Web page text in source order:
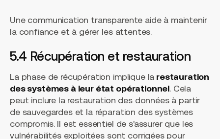
Une communication transparente aide à maintenir
la confiance et à gérer les attentes.
5.4 Récupération et restauration
La phase de récupération implique la restauration
des systèmes à leur état opérationnel. Cela
peut inclure la restauration des données à partir
de sauvegardes et la réparation des systèmes
compromis. Il est essentiel de s'assurer que les
vulnérabilités exploitées sont corrigées pour